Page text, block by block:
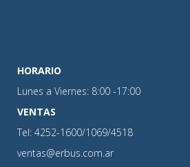
HORARIO
Lunes a Viernes: 8:00 -17:00
VENTAS
Tel: 4252-1600/1069/4518
ventas@erbus.com.ar